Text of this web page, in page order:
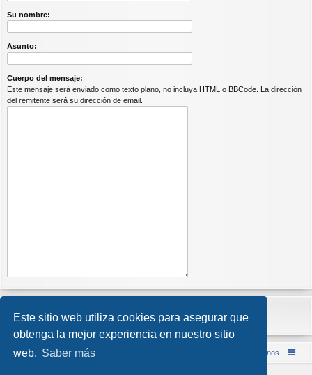
Este sitio web utiliza cookies para asegurar que
obtenga la mejor experiencia en nuestro sitio
web. Saber más
Su nombre:
Asunto:
Cuerpo del mensaje:
Este mensaje será enviado como texto plano, no incluya HTML o BBCode. La dirección
del remitente será su dirección de email.
Inicio (Web) Foro Punta de Lanza Wargames Contáctenos